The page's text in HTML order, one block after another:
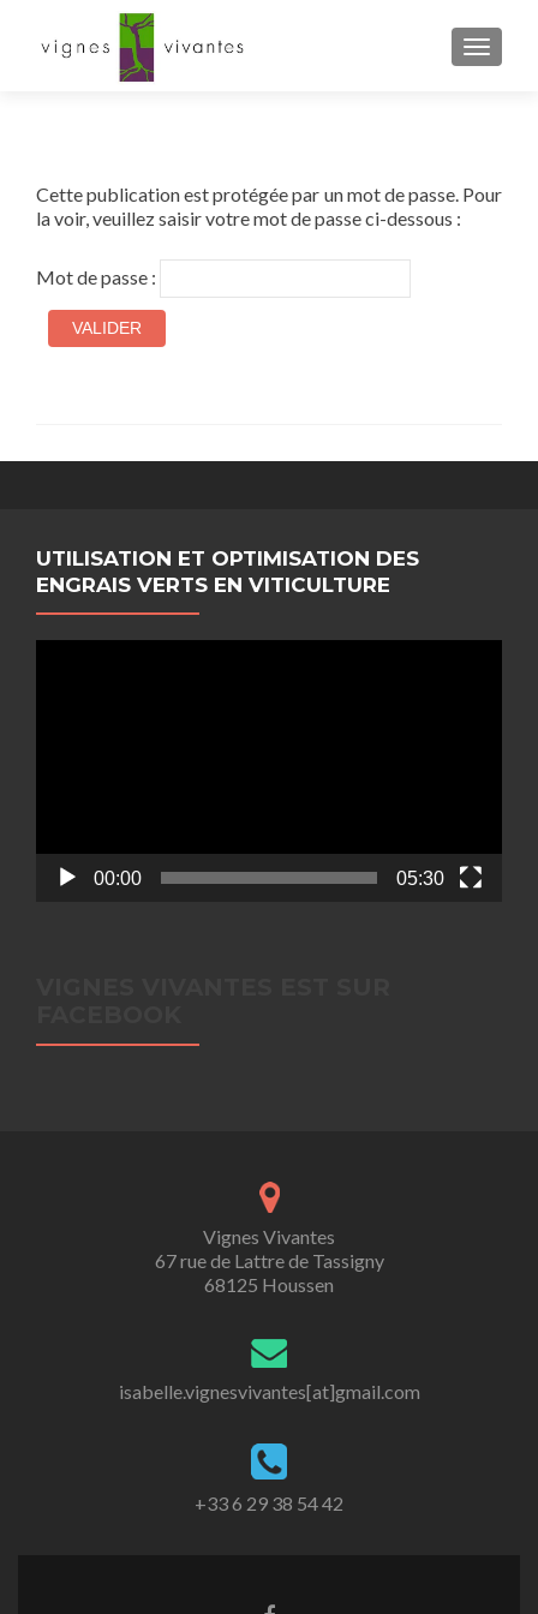
Cette publication est protégée par un mot de passe. Pour
la voir, veuillez saisir votre mot de passe ci-dessous :
Mot de passe :
UTILISATION ET OPTIMISATION DES
ENGRAIS VERTS EN VITICULTURE
00:00 05:30
Vignes Vivantes
67 rue de Lattre de Tassigny
68125 Houssen
isabelle.vignesvivantes[at]gmail.com
+33 6 29 38 54 42